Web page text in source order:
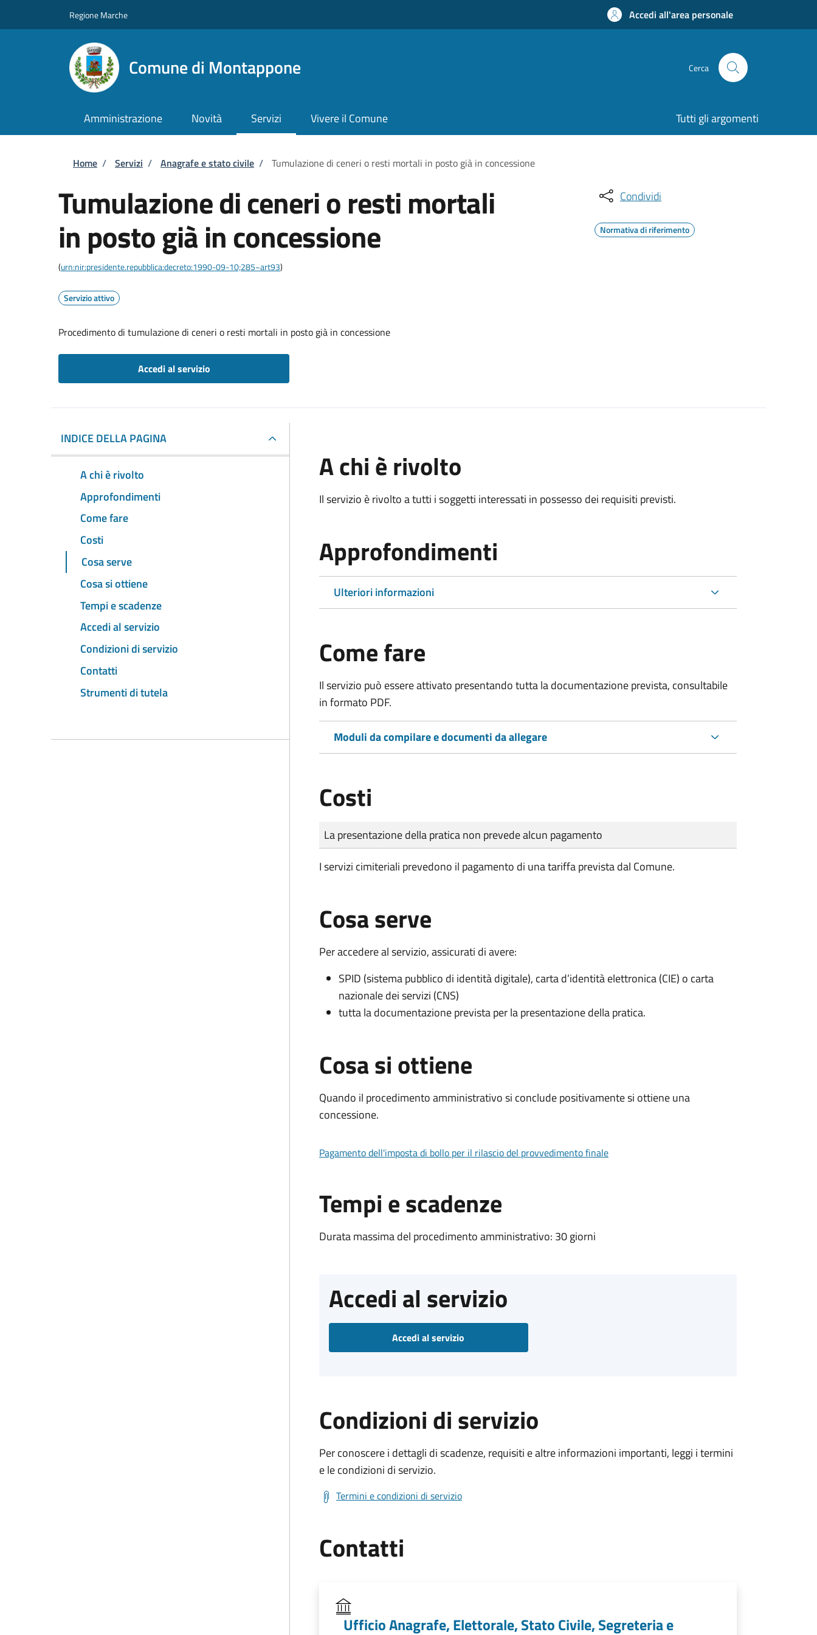
Regione Marche Accedi all'area personale
Comune di Montappone Cerca
Amministrazione Novità Servizi Vivere il Comune Tutti gli argomenti
Briciole di pane
Home / Servizi / Anagrafe e stato civile / Tumulazione di ceneri o resti mortali in posto già in concessione
Tumulazione di ceneri o resti mortali
in posto già in concessione
(urn:nir:presidente.repubblica:decreto:1990-09-10;285~art93)
Servizio attivo
Procedimento di tumulazione di ceneri o resti mortali in posto già in concessione
Accedi al servizio
Condividi
Normativa di riferimento
INDICE DELLA PAGINA
A chi è rivolto
Approfondimenti
Come fare
Costi
Cosa serve
Cosa si ottiene
Tempi e scadenze
Accedi al servizio
Condizioni di servizio
Contatti
Strumenti di tutela
A chi è rivolto
Il servizio è rivolto a tutti i soggetti interessati in possesso dei requisiti previsti.
Approfondimenti
Ulteriori informazioni
Come fare
Il servizio può essere attivato presentando tutta la documentazione prevista, consultabile
in formato PDF.
Moduli da compilare e documenti da allegare
Costi
Tipo di pagamento
Importo
La presentazione della pratica non prevede alcun pagamento
I servizi cimiteriali prevedono il pagamento di una tariffa prevista dal Comune.
Cosa serve
Per accedere al servizio, assicurati di avere:
SPID (sistema pubblico di identità digitale), carta d’identità elettronica (CIE) o carta
nazionale dei servizi (CNS)
tutta la documentazione prevista per la presentazione della pratica.
Cosa si ottiene
Quando il procedimento amministrativo si conclude positivamente si ottiene una
concessione.
Pagamento dell'imposta di bollo per il rilascio del provvedimento finale
Tempi e scadenze
Durata massima del procedimento amministrativo: 30 giorni
Accedi al servizio
Accedi al servizio
Condizioni di servizio
Per conoscere i dettagli di scadenze, requisiti e altre informazioni importanti, leggi i termini
e le condizioni di servizio.
Termini e condizioni di servizio
Contatti
Ufficio Anagrafe, Elettorale, Stato Civile, Segreteria e